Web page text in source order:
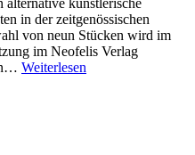
alternative künstlerische
in der zeitgenössischen
von neun Stücken wird im
im Neofelis Verlag
Weiterlesen